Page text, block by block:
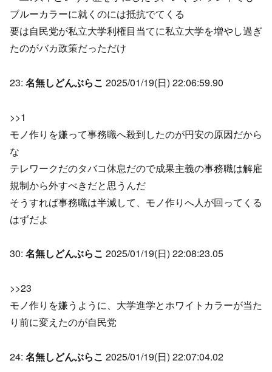
ブルーカラーに就くのには抵抗でてくる
要は自民党が私立大学利権目当てに私立大学を増やし過ぎ
たのがバカ政策だっただけ
23: 名無しどんぶらこ 2025/01/19(日) 22:06:59.90
>>1
モノ作りを嫌って事務職へ殺到したのが円安の原因だから
な
テレワークだのタバコ休息だので成果主義の事務職は解雇
規制から外すべきだと思うんだ
そうすれば事務職は半減して、モノ作りへ人が回ってくる
はずだよ
30: 名無しどんぶらこ 2025/01/19(日) 22:08:23.05
>>23
モノ作りを嫌うように、大学進学とホワイトカラーが当た
り前に変えたのが自民党
24: 名無しどんぶらこ 2025/01/19(日) 22:07:04.02